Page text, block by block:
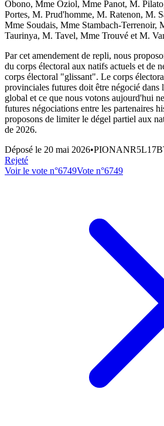
Obono, Mme Oziol, Mme Panot, M.
Portes, M. Prud'homme, M. Ratenon, M.
Mme Soudais, Mme Stambach-Terrenoir,
Taurinya, M. Tavel, Mme Trouvé et M.
Par cet amendement de repli, nous
du corps électoral aux natifs actuels et de
corps électoral "glissant". Le corps
provinciales futures doit être négocié dans
global et ce que nous votons aujourd'hui
futures négociations entre les partenaires
proposons de limiter le dégel partiel aux
de 2026.
Déposé le 20 mai 2026•
Rejeté
Voir le vote n°6749Vote n°6749